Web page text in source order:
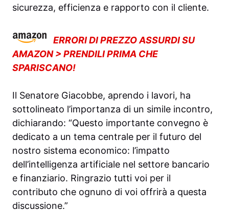
sicurezza, efficienza e rapporto con il cliente.
ERRORI DI PREZZO ASSURDI SU
AMAZON > PRENDILI PRIMA CHE
SPARISCANO!
Il Senatore Giacobbe, aprendo i lavori, ha
sottolineato l’importanza di un simile incontro,
dichiarando: “Questo importante convegno è
dedicato a un tema centrale per il futuro del
nostro sistema economico: l’impatto
dell’intelligenza artificiale nel settore bancario
e finanziario. Ringrazio tutti voi per il
contributo che ognuno di voi offrirà a questa
discussione.”